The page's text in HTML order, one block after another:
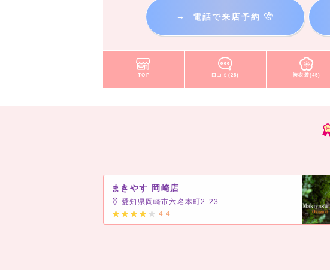
→ 電話で来店予約
TOP 口コミ(25) 袴衣装(45)
まきやす 岡崎店
愛知県岡崎市六名本町2-23
4.4